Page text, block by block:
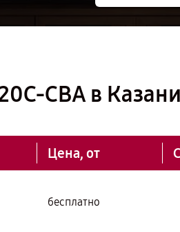
CBA в Казани
Цена, от
бесплатно